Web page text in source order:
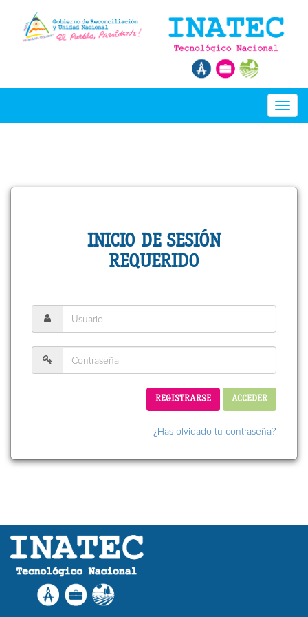
INICIO DE SESIÓN
REQUERIDO
REGISTRARSE ACCEDER
¿Has olvidado tu contraseña?